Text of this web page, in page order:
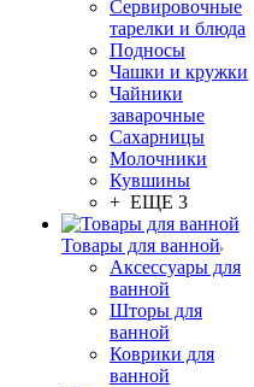
Сервировочные
тарелки и блюда
Подносы
Чашки и кружки
Чайники
заварочные
Сахарницы
Молочники
Кувшины
+ ЕЩЕ 3
Товары для ванной
Аксессуары для
ванной
Шторы для
ванной
Коврики для
ванной